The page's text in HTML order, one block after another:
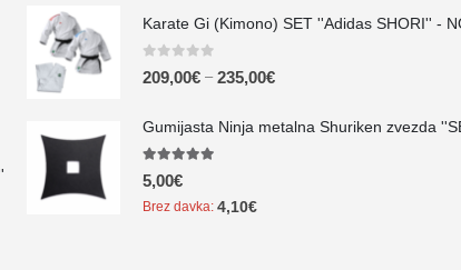
Karate Gi (Kimono) SET ''Adidas SHORI'' -
0out of 5
209,00€ – 235,00€
Gumijasta Ninja metalna Shuriken zvezda
5,00€
Brez davka: 4,10€